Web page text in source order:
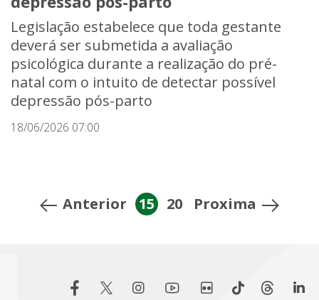
Legislação estabelece que toda gestante
deverá ser submetida a avaliação
psicológica durante a realização do pré-
natal com o intuito de detectar possível
depressão pós-parto
18/06/2026 07:00
Anterior 15 20 Proxima